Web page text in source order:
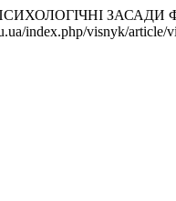
ПСИХОЛОГІЧНІ
index.php/visnyk/article/